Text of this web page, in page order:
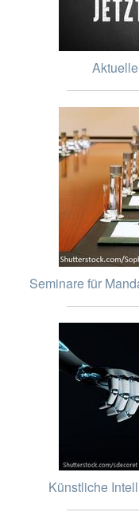
Seminare für
Künstliche